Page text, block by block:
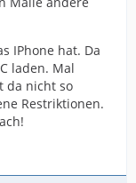
IPhone hat. Da
laden. Mal
da nicht so
Restriktionen.